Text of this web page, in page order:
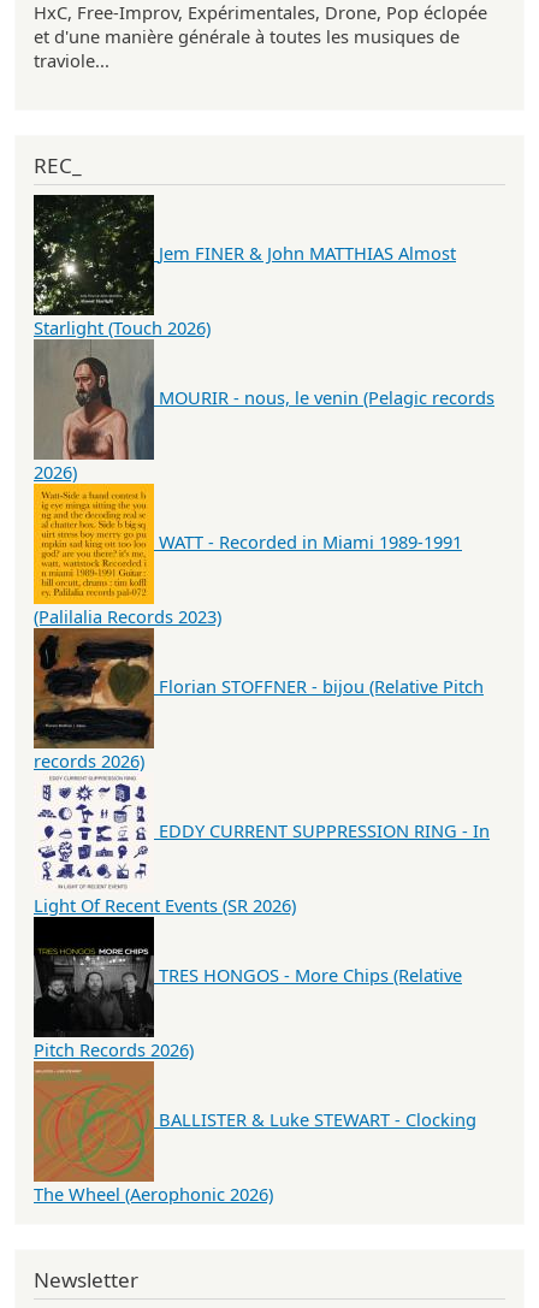
HxC, Free-Improv, Expérimentales, Drone, Pop éclopée
et d'une manière générale à toutes les musiques de
traviole...
REC_
Jem FINER & John MATTHIAS Almost
Starlight (Touch 2026)
MOURIR - nous, le venin (Pelagic records
2026)
WATT - Recorded in Miami 1989-1991
(Palilalia Records 2023)
Florian STOFFNER - bijou (Relative Pitch
records 2026)
EDDY CURRENT SUPPRESSION RING - In
Light Of Recent Events (SR 2026)
TRES HONGOS - More Chips (Relative
Pitch Records 2026)
BALLISTER & Luke STEWART - Clocking
The Wheel (Aerophonic 2026)
Newsletter